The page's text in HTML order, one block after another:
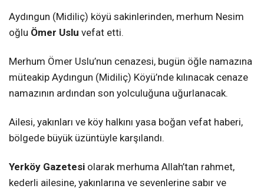
Aydıngun (Midiliç) köyü sakinlerinden, merhum Nesim
oğlu Ömer Uslu vefat etti.
Merhum Ömer Uslu’nun cenazesi, bugün öğle namazına
müteakip Aydıngun (Midiliç) Köyü’nde kılınacak cenaze
namazının ardından son yolculuğuna uğurlanacak.
Ailesi, yakınları ve köy halkını yasa boğan vefat haberi,
bölgede büyük üzüntüyle karşılandı.
Yerköy Gazetesi olarak merhuma Allah’tan rahmet,
kederli ailesine, yakınlarına ve sevenlerine sabır ve